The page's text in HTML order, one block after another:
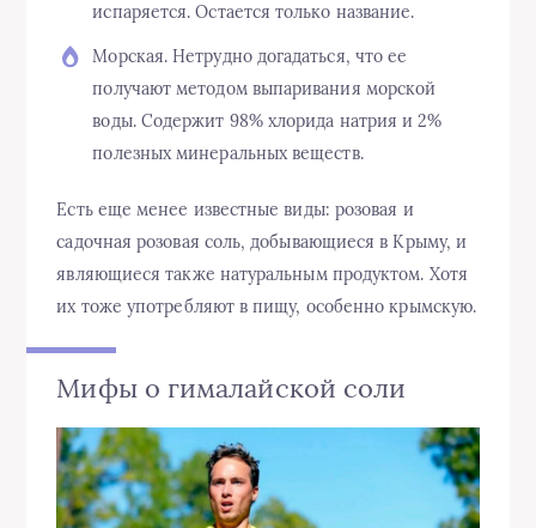
испаряется. Остается только название.
Морская. Нетрудно догадаться, что ее
получают методом выпаривания морской
воды. Содержит 98% хлорида натрия и 2%
полезных минеральных веществ.
Есть еще менее известные виды: розовая и
садочная розовая соль, добывающиеся в Крыму, и
являющиеся также натуральным продуктом. Хотя
их тоже употребляют в пищу, особенно крымскую.
Мифы о гималайской соли